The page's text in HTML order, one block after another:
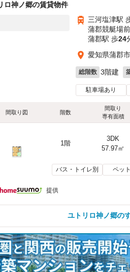
ロ神ノ郷の賃貸物件
三河塩津駅
蒲郡競艇場
蒲郡駅 歩24
愛知県蒲郡
総階数 3階建
駐車場あり
間取り図 階数
間取り
専有面積
1階
3DK
57.97㎡
バス・トイレ別 ペッ
提供
ユトリロ神ノ郷の